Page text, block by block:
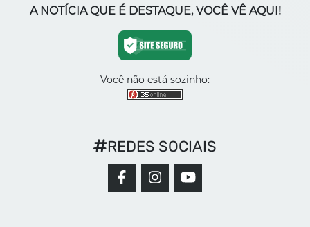
A NOTÍCIA QUE É DESTAQUE, VOCÊ VÊ AQUI!
Você não está sozinho:
REDES SOCIAIS